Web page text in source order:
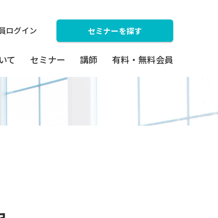
ログイン セミナーを探す
て セミナー 講師 有料・無料会員